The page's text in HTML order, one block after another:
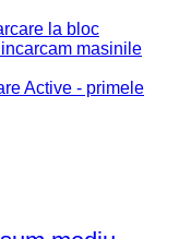
la bloc
masinile
Active - primele